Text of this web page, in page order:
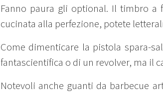
Fanno paura gli optional. Il timbro a
cucinata alla perfezione, potete
Come dimenticare la pistola spara-
fantascientifica o di un revolver, ma il
Notevoli anche guanti da barbecue